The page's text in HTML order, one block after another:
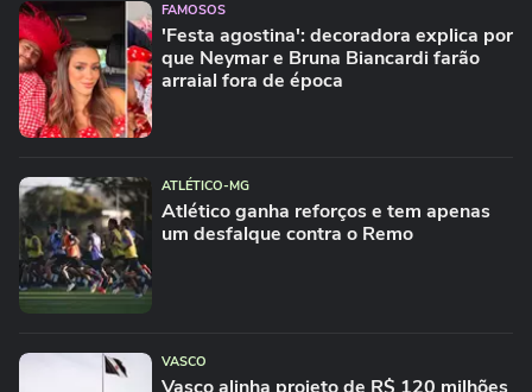
FAMOSOS
'Festa agostina': decoradora explica por
que Neymar e Bruna Biancardi farão
arraial fora de época
ATLÉTICO-MG
Atlético ganha reforços e tem apenas
um desfalque contra o Remo
VASCO